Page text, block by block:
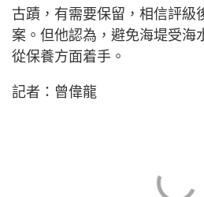
古蹟，有需要保留，相信評級
案。但他認為，避免海堤受海
從保養方面着手。
記者：曾偉龍